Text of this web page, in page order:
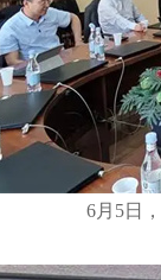
6月5日